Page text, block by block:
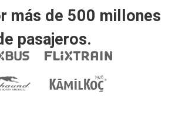
más de 500 millones
pasajeros.